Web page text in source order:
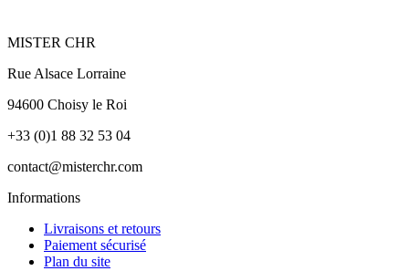
MISTER CHR
Rue Alsace Lorraine
94600 Choisy le Roi
+33 (0)1 88 32 53 04
contact@misterchr.com
Informations
Livraisons et retours
Paiement sécurisé
Plan du site